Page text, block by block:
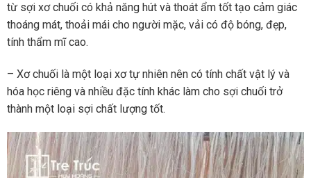
từ sợi xơ chuối có khả năng hút và thoát ẩm tốt tạo cảm giác
thoáng mát, thoải mái cho người mặc, vải có độ bóng, đẹp,
tính thẩm mĩ cao.
– Xơ chuối là một loại xơ tự nhiên nên có tính chất vật lý và
hóa học riêng và nhiều đặc tính khác làm cho sợi chuối trở
thành một loại sợi chất lượng tốt.